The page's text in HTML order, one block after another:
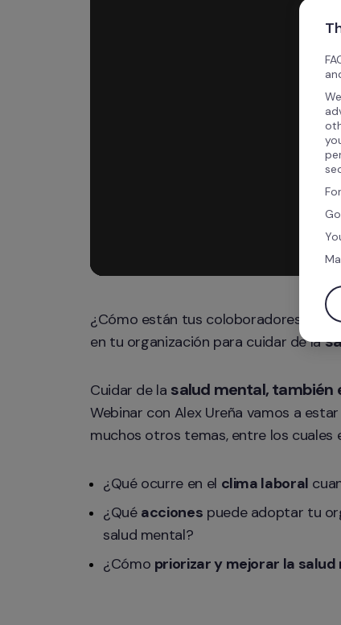
¿Cómo están tus coloboradores? ¿Y
en tu organización para cuidar de la
Cuidar de la salud mental, también
Webinar con Alex Ureña vamos a
muchos otros temas, entre los cuales
¿Qué ocurre en el clima laboral
¿Qué acciones puede adoptar tu
salud mental?
¿Cómo priorizar y mejorar la